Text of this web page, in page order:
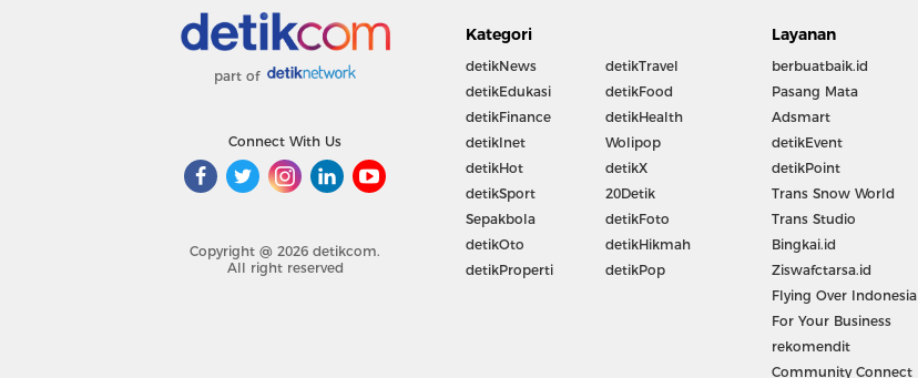
part of
Connect With Us
Copyright @ 2026 detikcom.
All right reserved
Kategori
detikNews
detikEdukasi
detikFinance
detikInet
detikHot
detikSport
Sepakbola
detikOto
detikProperti
detikTravel
detikFood
detikHealth
Wolipop
detikX
20Detik
detikFoto
detikHikmah
detikPop
Layanan
berbuatbaik.id
Pasang Mata
Adsmart
detikEvent
detikPoint
Trans Snow World
Trans Studio
Bingkai.id
Ziswafctarsa.id
Flying Over Indonesia
For Your Business
rekomendit
Community Connect